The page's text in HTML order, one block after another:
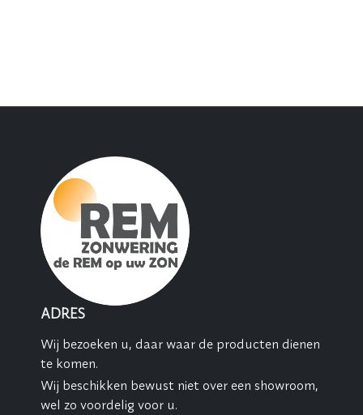
ADRES
Wij bezoeken u, daar waar de producten dienen
te komen.
Wij beschikken bewust niet over een showroom,
wel zo voordelig voor u.